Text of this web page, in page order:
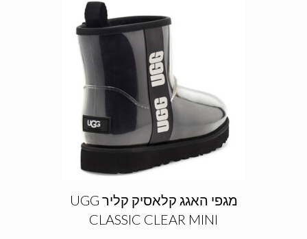
מגפי האגג קלאסיק קליר UGG
CLASSIC CLEAR MINI